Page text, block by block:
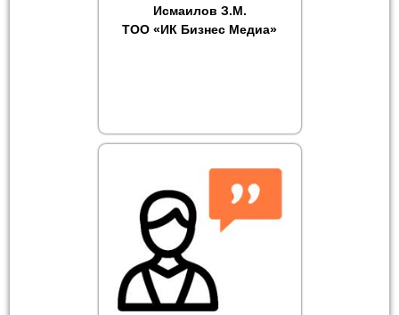
Исмаилов З.М.
ТОО «ИК Бизнес Медиа»